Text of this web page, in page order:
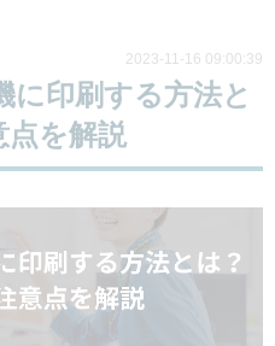
2023-11-16 09:00:39
に印刷する方法と
点を解説